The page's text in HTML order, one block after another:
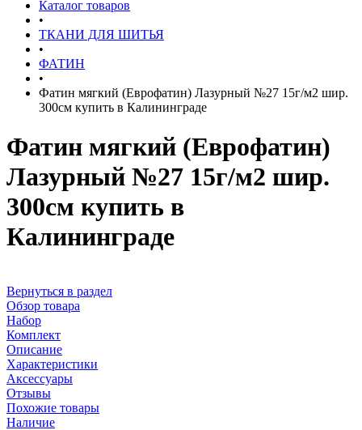
Каталог товаров
•
ТКАНИ ДЛЯ ШИТЬЯ
•
ФАТИН
•
Фатин мягкий (Еврофатин) Лазурный №27 15г/м2 шир.
300см купить в Калининграде
Фатин мягкий (Еврофатин)
Лазурный №27 15г/м2 шир.
300см купить в
Калининграде
Вернуться в раздел
Обзор товара
Набор
Комплект
Описание
Характеристики
Аксессуары
Отзывы
Похожие товары
Наличие